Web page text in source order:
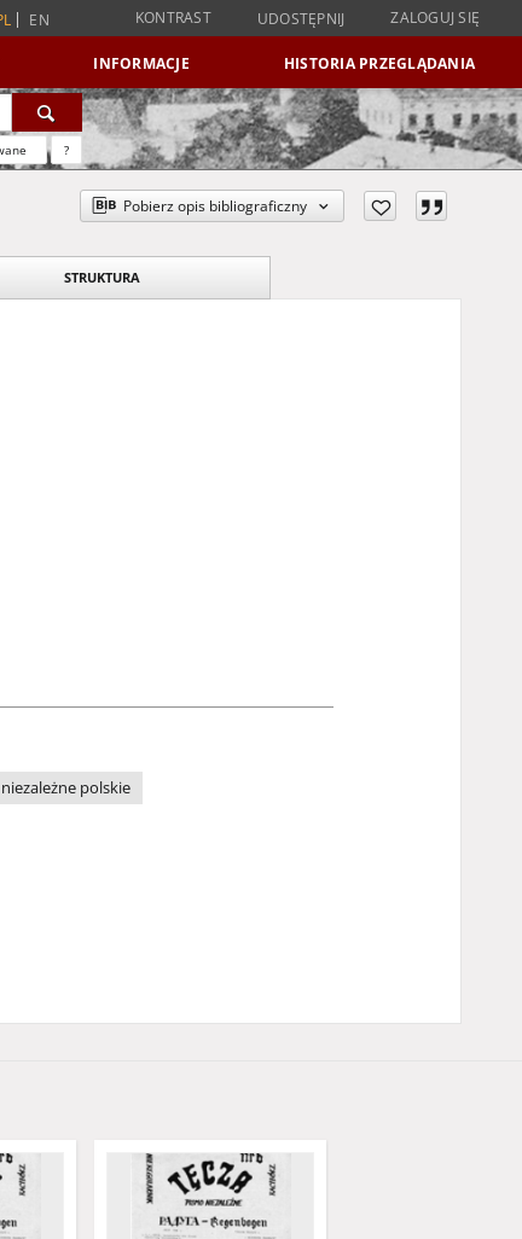
EN KONTRAST UDOSTĘPNIJ ZALOGUJ SIĘ
INFORMACJE HISTORIA PRZEGLĄDANIA
?
Pobierz opis bibliograficzny
STRUKTURA
polskie